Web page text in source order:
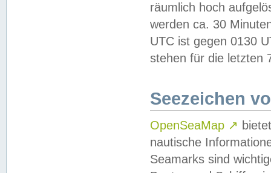
räumlich hoch
werden ca. 30
UTC ist gegen 0130
stehen für die letzten
Seezeichen
OpenSeaMap ↗
nautische
Seamarks sind